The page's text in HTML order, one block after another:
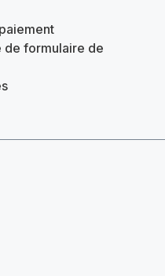
de formulaire de